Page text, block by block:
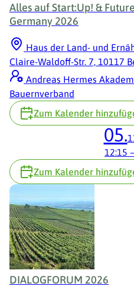
Alles auf Start:Up! &
Germany 2026
Haus der Land- und
Claire-Waldoff-Str. 7, 10117
Andreas Hermes
Bauernverband
Zum Kalender
05.
12:15 –
Zum Kalender
DIALOGFORUM 2026